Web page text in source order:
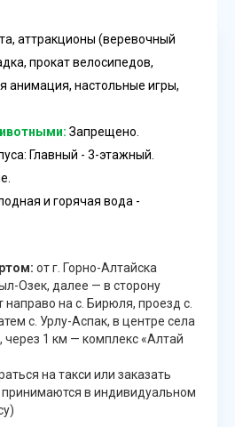
аттракционы (веревочный
прокат велосипедов,
анимация, настольные игры,
Запрещено.
Главный - 3-этажный.
и горячая вода -
от г. Горно-Алтайска
Озек, далее — в сторону
направо на с. Бирюля, проезд с.
с. Урлу-Аспак, в центре села
через 1 км — комплекс «Алтай
на такси или заказать
в индивидуальном